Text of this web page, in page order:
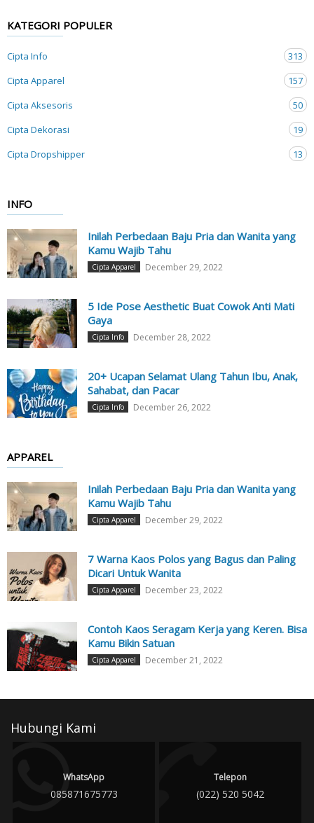
KATEGORI POPULER
Cipta Info
313
Cipta Apparel
157
Cipta Aksesoris
50
Cipta Dekorasi
19
Cipta Dropshipper
13
INFO
Inilah Perbedaan Baju Pria dan Wanita yang
Kamu Wajib Tahu
Cipta Apparel December 29, 2022
5 Ide Pose Aesthetic Buat Cowok Anti Mati
Gaya
Cipta Info December 28, 2022
20+ Ucapan Selamat Ulang Tahun Ibu, Anak,
Sahabat, dan Pacar
Cipta Info December 26, 2022
APPAREL
Inilah Perbedaan Baju Pria dan Wanita yang
Kamu Wajib Tahu
Cipta Apparel December 29, 2022
7 Warna Kaos Polos yang Bagus dan Paling
Dicari Untuk Wanita
Cipta Apparel December 23, 2022
Contoh Kaos Seragam Kerja yang Keren. Bisa
Kamu Bikin Satuan
Cipta Apparel December 21, 2022
Hubungi Kami
WhatsApp
085871675773
Telepon
(022) 520 5042